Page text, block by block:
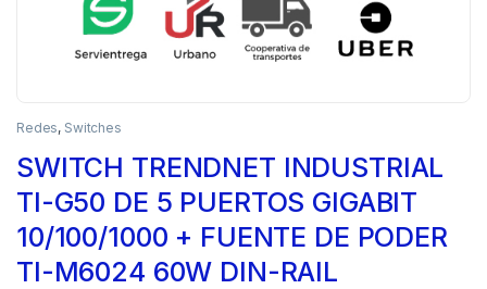
Redes, Switches
SWITCH TRENDNET INDUSTRIAL
TI-G50 DE 5 PUERTOS GIGABIT
10/100/1000 + FUENTE DE PODER
TI-M6024 60W DIN-RAIL